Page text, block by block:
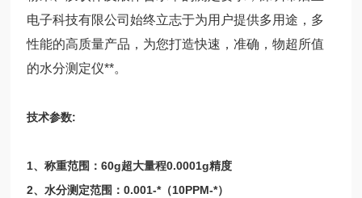
电子科技有限公司始终立志于为用户提供多用途，多
性能的高质量产品，为您打造快速，准确，物超所值
的水分测定仪**。
技术参数:
1、称重范围：60g超大量程0.0001g精度
2、水分测定范围：0.001-*（10PPM-*）